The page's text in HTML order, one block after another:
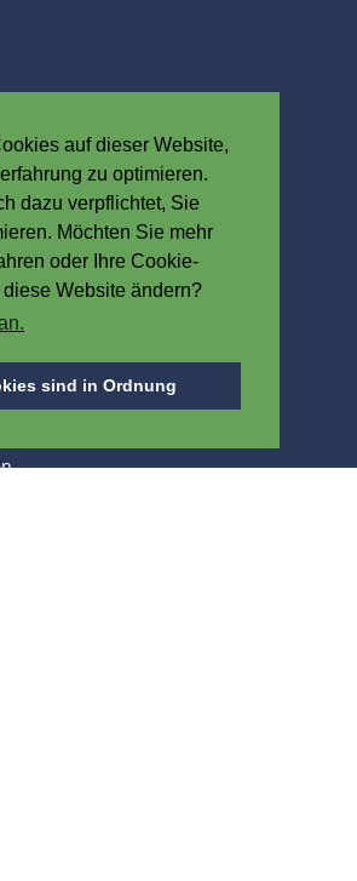
auf dieser Website,
zu optimieren.
dazu verpflichtet, Sie
Möchten Sie mehr
oder Ihre Cookie-
Website ändern?
sind in Ordnung
60 79 19
08 85